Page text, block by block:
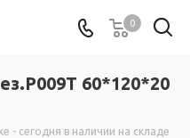
0
60*120*20
- сегодня в наличии на складе